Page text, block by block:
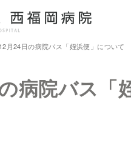
12月24日の病院バス「姪浜便」について
病院バス「